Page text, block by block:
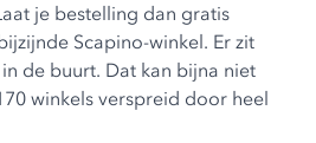
je bestelling dan gratis
Scapino-winkel. Er zit
de buurt. Dat kan bijna niet
winkels verspreid door heel